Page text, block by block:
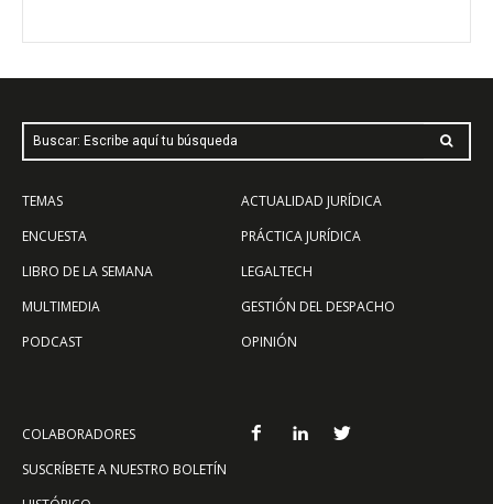
Buscar: Escribe aquí tu búsqueda
TEMAS
ENCUESTA
LIBRO DE LA SEMANA
MULTIMEDIA
PODCAST
ACTUALIDAD JURÍDICA
PRÁCTICA JURÍDICA
LEGALTECH
GESTIÓN DEL DESPACHO
OPINIÓN
COLABORADORES
SUSCRÍBETE A NUESTRO BOLETÍN